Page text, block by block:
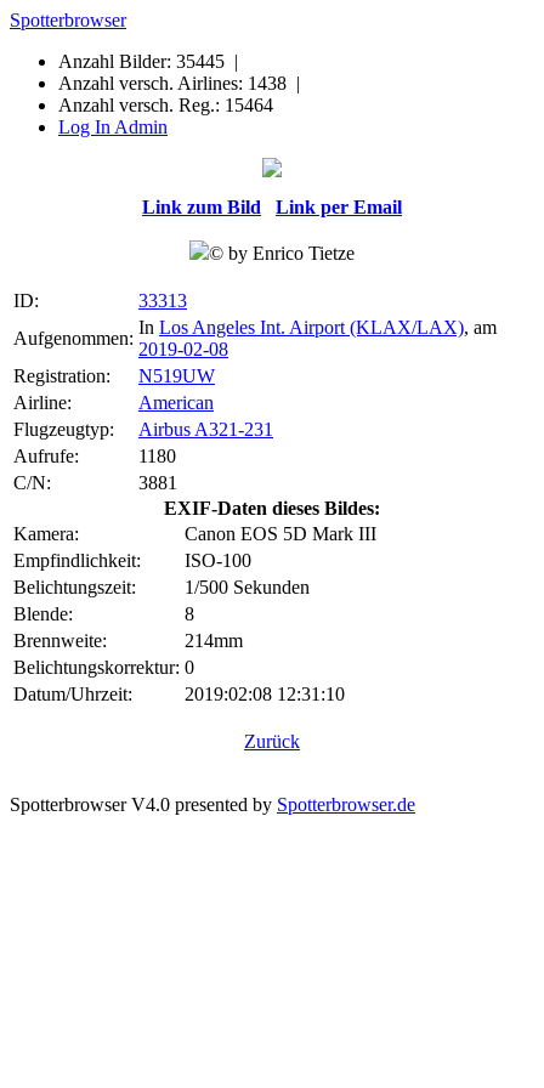
Spotterbrowser
Anzahl Bilder: 35445 |
Anzahl versch. Airlines: 1438 |
Anzahl versch. Reg.: 15464
Log In Admin
Link zum Bild Link per Email
© by Enrico Tietze
ID:
33313
Aufgenommen:
In Los Angeles Int. Airport (KLAX/LAX), am
2019-02-08
Registration:
N519UW
Airline:
American
Flugzeugtyp:
Airbus A321-231
Aufrufe:
1180
C/N:
3881
EXIF-Daten dieses Bildes:
Kamera:
Canon EOS 5D Mark III
Empfindlichkeit:
ISO-100
Belichtungszeit:
1/500 Sekunden
Blende:
8
Brennweite:
214mm
Belichtungskorrektur: 0
Datum/Uhrzeit:
2019:02:08 12:31:10
Zurück
Spotterbrowser V4.0 presented by Spotterbrowser.de